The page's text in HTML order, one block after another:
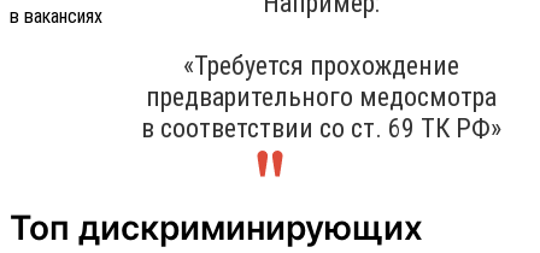
«Требуется прохождение
предварительного медосмотра
в соответствии со ст. 69 ТК РФ»
Топ дискриминирующих